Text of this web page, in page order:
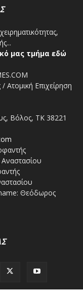
μας τμήμα εδώ
Επιχείρηση
Βόλος, ΤΚ 38221
name: Θεόδωρος